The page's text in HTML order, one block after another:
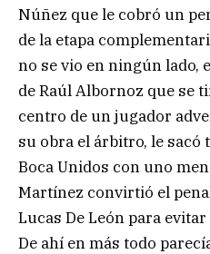
Núñez que le cobró un
de la etapa
no se vio en ningún lado,
de Raúl Albornoz que se
centro de un jugador
su obra el árbitro, le sacó
Boca Unidos con uno
Martínez convirtió el
Lucas De León para
De ahí en más todo